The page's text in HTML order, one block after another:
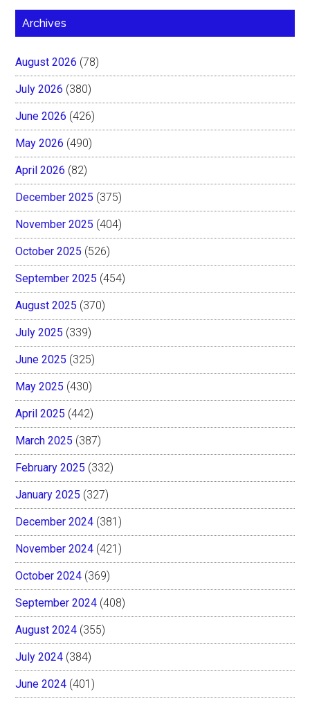
Archives
August 2026 (78)
July 2026 (380)
June 2026 (426)
May 2026 (490)
April 2026 (82)
December 2025 (375)
November 2025 (404)
October 2025 (526)
September 2025 (454)
August 2025 (370)
July 2025 (339)
June 2025 (325)
May 2025 (430)
April 2025 (442)
March 2025 (387)
February 2025 (332)
January 2025 (327)
December 2024 (381)
November 2024 (421)
October 2024 (369)
September 2024 (408)
August 2024 (355)
July 2024 (384)
June 2024 (401)